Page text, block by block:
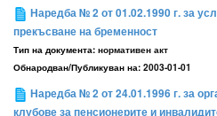
Наредба № 2 от 01.02.1990 г. за
прекъсване на бременност
Тип на документа: нормативен акт
Обнародван/Публикуван на: 2003-01-01
Наредба № 2 от 24.01.1996 г. за
клубове за пенсионерите и